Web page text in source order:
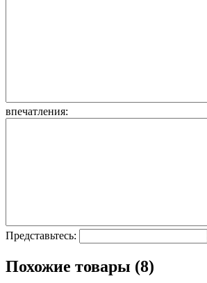
впечатления:
Представьтесь:
Похожие товары (8)